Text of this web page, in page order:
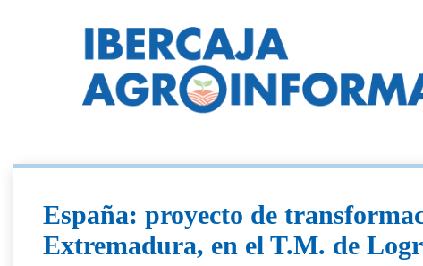
España: proyecto de
Extremadura, en el T.M. de